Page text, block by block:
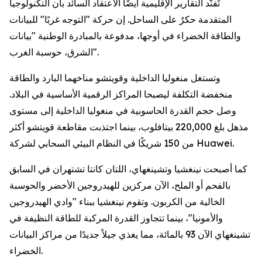
تُفنّد التقارير الإقليمية أيضًا الاعتقاد السائد بأن التكنولوجيا
المتقدمة حكرٌ على الساحل. إن حركة "التوجه غربًا" للبيانات
والطاقة الخضراء في أوجها، مدفوعة بالمبادرة الوطنية "بيانات
الشرق، حوسبة الغرب".
وتستغل منغوليا الداخلية وقويتشو مناخهما البارد والطاقة
منخفضة التكلفة ليصبحا المراكز الرقمية الأساسية في البلاد.
وصل حجم القدرة الحاسوبية في منغوليا الداخلية إلى مستوى
مذهل بلغ 220,000 بيتافلوب، بينما اجتذبت مقاطعة قويتشو أكثر
من 150 شريكًا في النظام البيئي السحابي لشركة Huawei.
كما أصبحت نينغشيا وتشينغهاي، اللتان كانتا تشتهران في السابق
بالفحم أو الملح، الآن مركزين للهيدروجين الأخضر والحوسبة
الخالية من الكربون. وتقوم نينغشيا ببناء "وادي الهيدروجين
والأمونيا"، بينما تتجاوز القدرة المركبة للطاقة النظيفة في
تشينغهاي الآن 93 بالمائة، مما يغذي جيلاً جديدًا من مراكز البيانات
الخضراء.